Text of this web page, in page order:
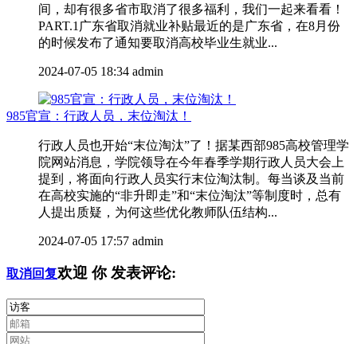
间，却有很多省市取消了很多福利，我们一起来看看！
PART.1广东省取消就业补贴最近的是广东省，在8月份
的时候发布了通知要取消高校毕业生就业...
2024-07-05 18:34 admin
985官宣：行政人员，末位淘汰！
行政人员也开始“末位淘汰”了！据某西部985高校管理学
院网站消息，学院领导在今年春季学期行政人员大会上
提到，将面向行政人员实行末位淘汰制。每当谈及当前
在高校实施的“非升即走”和“末位淘汰”等制度时，总有
人提出质疑，为何这些优化教师队伍结构...
2024-07-05 17:57 admin
取消回复欢迎 你发表评论: